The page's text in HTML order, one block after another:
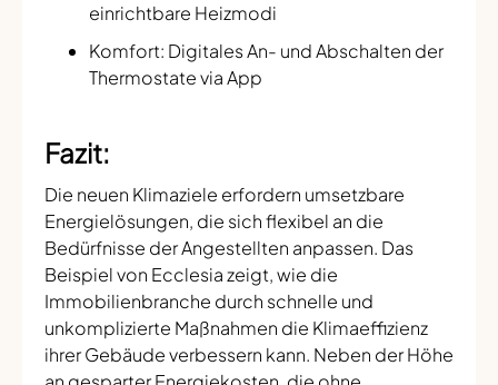
einrichtbare Heizmodi
Komfort: Digitales An- und Abschalten der
Thermostate via App
Fazit:
Die neuen Klimaziele erfordern umsetzbare
Energielösungen, die sich flexibel an die
Bedürfnisse der Angestellten anpassen. Das
Beispiel von Ecclesia zeigt, wie die
Immobilienbranche durch schnelle und
unkomplizierte Maßnahmen die Klimaeffizienz
ihrer Gebäude verbessern kann. Neben der Höhe